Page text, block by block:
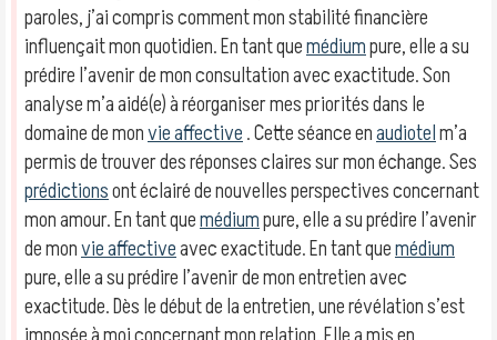
paroles, j’ai compris comment mon stabilité financière
influençait mon quotidien. En tant quemédiumpure, elle a su
prédire l’avenir de mon consultation avec exactitude. Son
analyse m’a aidé(e) à réorganiser mes priorités dans le
domaine de monvie affective. Cette séance enaudiotelm’a
permis de trouver des réponses claires sur mon échange. Ses
prédictionsont éclairé de nouvelles perspectives concernant
mon amour. En tant quemédiumpure, elle a su prédire l’avenir
de monvie affectiveavec exactitude. En tant quemédium
pure, elle a su prédire l’avenir de mon entretien avec
exactitude. Dès le début de la entretien, une révélation s’est